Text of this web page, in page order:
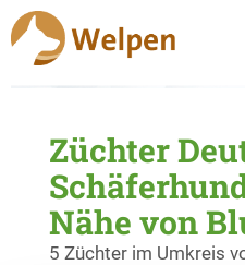
Züchter
Nähe von
5 Züchter im Umkreis